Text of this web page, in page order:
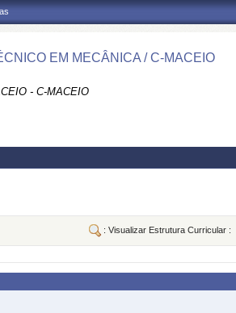
EM MECÂNICA / C-MACEIO
- C-MACEIO
: Visualizar Estrutura Curricular :